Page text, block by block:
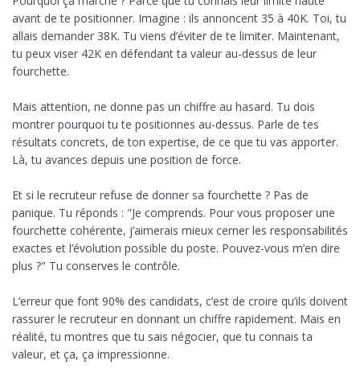
avant de te positionner. Imagine : ils annoncent 35 à 40K. Toi, tu
allais demander 38K. Tu viens d’éviter de te limiter. Maintenant,
tu peux viser 42K en défendant ta valeur au-dessus de leur
fourchette.
Mais attention, ne donne pas un chiffre au hasard. Tu dois
montrer pourquoi tu te positionnes au-dessus. Parle de tes
résultats concrets, de ton expertise, de ce que tu vas apporter.
Là, tu avances depuis une position de force.
Et si le recruteur refuse de donner sa fourchette ? Pas de
panique. Tu réponds : "Je comprends. Pour vous proposer une
fourchette cohérente, j’aimerais mieux cerner les responsabilités
exactes et l’évolution possible du poste. Pouvez-vous m’en dire
plus ?" Tu conserves le contrôle.
L’erreur que font 90% des candidats, c’est de croire qu’ils doivent
rassurer le recruteur en donnant un chiffre rapidement. Mais en
réalité, tu montres que tu sais négocier, que tu connais ta
valeur, et ça, ça impressionne.